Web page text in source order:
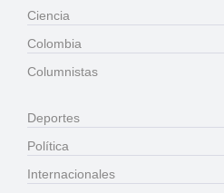
Ciencia
Colombia
Columnistas
Deportes
Política
Internacionales